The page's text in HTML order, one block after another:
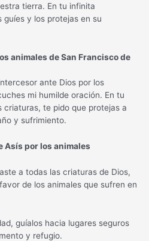
tierra. En tu infinita
y los protejas en su
animales de San Francisco de
ante Dios por los
mi humilde oración. En tu
criaturas, te pido que protejas a
y sufrimiento.
Asís por los animales
a todas las criaturas de Dios,
de los animales que sufren en
guíalos hacia lugares seguros
y refugio.